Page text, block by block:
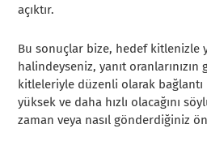
açıktır.
Bu sonuçlar bize, hedef kitlenizle
halindeyseniz, yanıt
kitleleriyle düzenli olarak
yüksek ve daha hızlı olacağını
zaman veya nasıl gönderdiğiniz